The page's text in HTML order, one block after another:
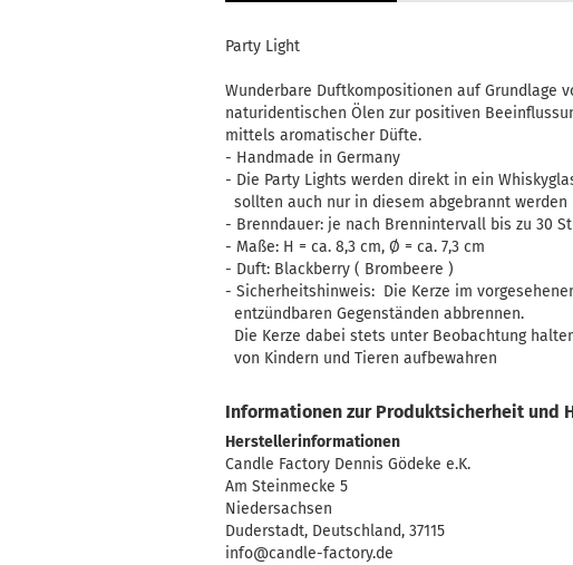
Mainzelmännchen
Müslischale
Platzset
Servietten
Tasse
Kerzilein anzeigen
Flämmchen
Kerzenhalter
Party Light
Wunderbare Duftkompositionen auf Grundlage
naturidentischen Ölen zur positiven
mittels aromatischer Düfte.
- Handmade in Germany
- Die Party Lights werden direkt in ein
sollten auch nur in diesem abgebrannt werden
- Brenndauer: je nach Brennintervall bis zu 30
- Maße: H = ca. 8,3 cm, Ø = ca. 7,3 cm
- Duft: Blackberry ( Brombeere )
- Sicherheitshinweis: Die Kerze im
entzündbaren Gegenständen abbrennen.
Die Kerze dabei stets unter Beobachtung
von Kindern und Tieren aufbewahren
Informationen zur Produktsicherheit und
Herstellerinformationen
Candle Factory Dennis Gödeke e.K.
Am Steinmecke 5
Niedersachsen
Duderstadt, Deutschland, 37115
info@candle-factory.de